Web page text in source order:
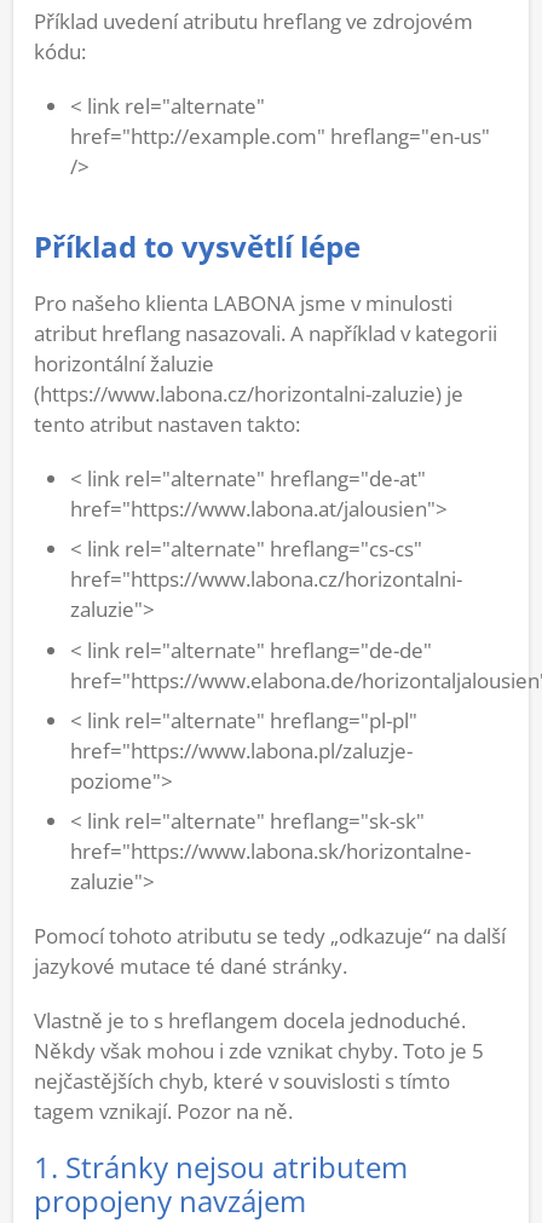
Příklad uvedení atributu hreflang ve zdrojovém
kódu:
< link rel="alternate"
href="http://example.com" hreflang="en-us"
/>
Příklad to vysvětlí lépe
Pro našeho klienta LABONA jsme v minulosti
atribut hreflang nasazovali. A například v kategorii
horizontální žaluzie
(https://www.labona.cz/horizontalni-zaluzie) je
tento atribut nastaven takto:
< link rel="alternate" hreflang="de-at"
href="https://www.labona.at/jalousien">
< link rel="alternate" hreflang="cs-cs"
href="https://www.labona.cz/horizontalni-
zaluzie">
< link rel="alternate" hreflang="de-de"
href="https://www.elabona.de/
< link rel="alternate" hreflang="pl-pl"
href="https://www.labona.pl/zaluzje-
poziome">
< link rel="alternate" hreflang="sk-sk"
href="https://www.labona.sk/horizontalne-
zaluzie">
Pomocí tohoto atributu se tedy „odkazuje“ na další
jazykové mutace té dané stránky.
Vlastně je to s hreflangem docela jednoduché.
Někdy však mohou i zde vznikat chyby. Toto je 5
nejčastějších chyb, které v souvislosti s tímto
tagem vznikají. Pozor na ně.
1. Stránky nejsou atributem
propojeny navzájem